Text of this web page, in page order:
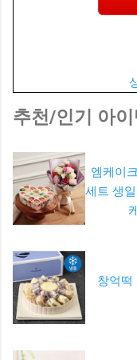
추천/인기 아
엠케이
세트 생
창억떡